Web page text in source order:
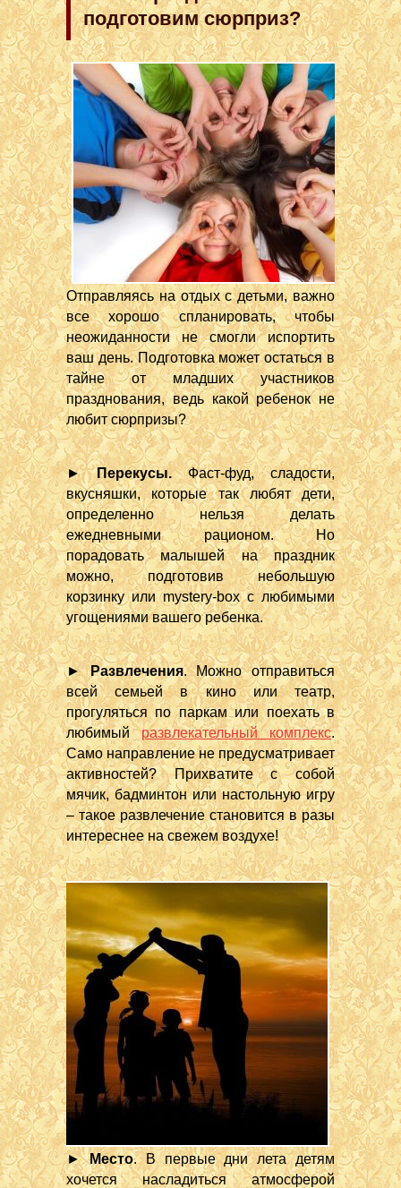
подготовим сюрприз?
Отправляясь на отдых с детьми, важно
все хорошо спланировать, чтобы
неожиданности не смогли испортить
ваш день. Подготовка может остаться в
тайне от младших участников
празднования, ведь какой ребенок не
любит сюрпризы?
►Перекусы.Фаст-фуд, сладости,
вкусняшки, которые так любят дети,
определенно нельзя делать
ежедневными рационом. Но
порадовать малышей на праздник
можно, подготовив небольшую
корзинку или mystery-box с любимыми
угощениями вашего ребенка.
►Развлечения. Можно отправиться
всей семьей в кино или театр,
прогуляться по паркам или поехать в
любимыйразвлекательный комплекс.
Само направление не предусматривает
активностей? Прихватите с собой
мячик, бадминтон или настольную игру
– такое развлечение становится в разы
интереснее на свежем воздухе!
►Место. В первые дни лета детям
хочется насладиться атмосферой